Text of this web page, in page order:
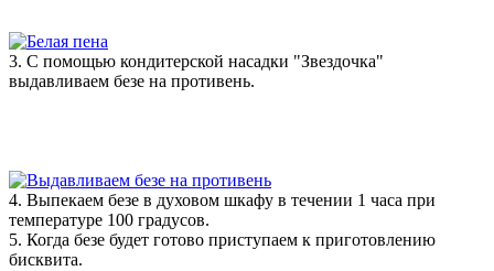
3. С помощью кондитерской насадки "Звездочка"
выдавливаем безе на противень.
4. Выпекаем безе в духовом шкафу в течении 1 часа при
температуре 100 градусов.
5. Когда безе будет готово приступаем к приготовлению
бисквита.